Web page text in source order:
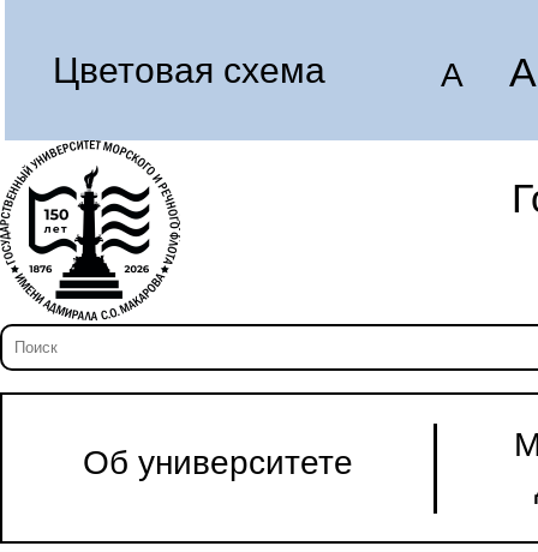
Цветовая схема A A
Об университете